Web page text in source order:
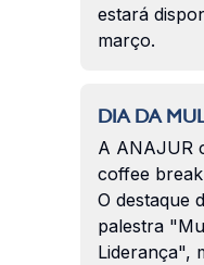
estará
março.
DIA DA
A ANAJUR
coffee
O destaque
palestra
Liderança",